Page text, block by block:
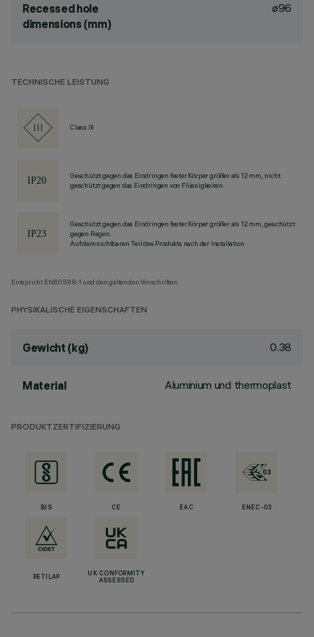
Recessed hole
dimensions (mm)
ø96
TECHNISCHE LEISTUNG
Class III
Geschützt gegen das Eindringen fester Körper größer als 12 mm, nicht
geschützt gegen das Eindringen von Flüssigkeiten.
Geschützt gegen das Eindringen fester Körper größer als 12 mm, geschützt
gegen Regen.
Auf dem sichtbaren Teil des Produkts nach der Installation
Entspricht EN60598-1 und den geltenden Vorschriften.
PHYSIKALISCHE EIGENSCHAFTEN
Gewicht (kg) 0.38
Material Aluminium und thermoplast
PRODUKTZERTIFIZIERUNG
BIS CE EAC ENEC-03
RETILAP
UK CONFORMITY
ASSESSED